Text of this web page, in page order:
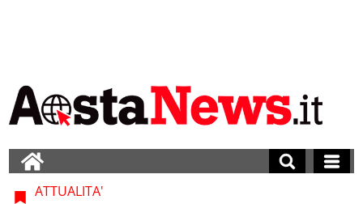
ATTUALITA'